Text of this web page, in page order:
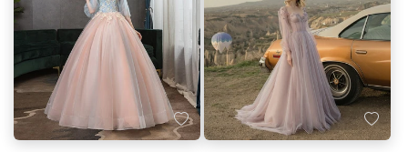
Ajouter à la liste de souhaits Ajouter